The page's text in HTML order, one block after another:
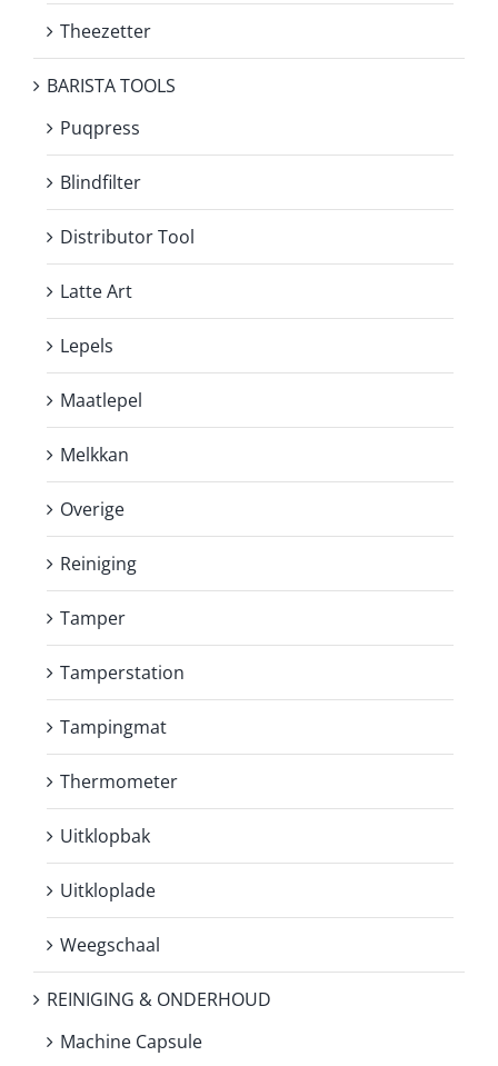
Theezetter
BARISTA TOOLS
Puqpress
Blindfilter
Distributor Tool
Latte Art
Lepels
Maatlepel
Melkkan
Overige
Reiniging
Tamper
Tamperstation
Tampingmat
Thermometer
Uitklopbak
Uitkloplade
Weegschaal
REINIGING & ONDERHOUD
Machine Capsule